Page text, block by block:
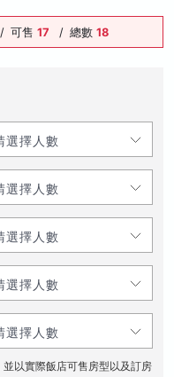
/ 可售 17 / 總數 18
以實際飯店可售房型以及訂房